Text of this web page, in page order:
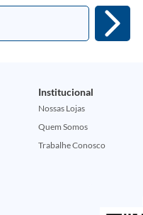
Institucional
Nossas Lojas
Quem Somos
Trabalhe Conosco